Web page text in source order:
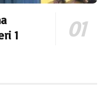
1